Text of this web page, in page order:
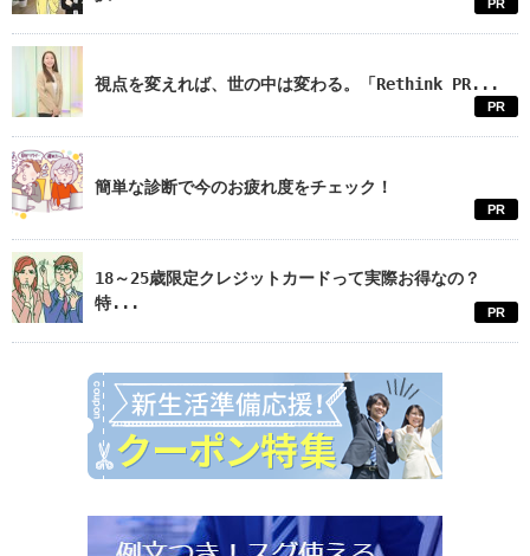
PR
視点を変えれば、世の中は変わる。「Rethink PR...
PR
簡単な診断で今のお疲れ度をチェック！
PR
18～25歳限定クレジットカードって実際お得なの？
特...
PR